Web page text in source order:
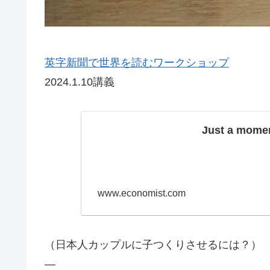
英字新聞で世界を読むワークショップ
2024.1.10講義
Just a
www.economist.com
（日本人カップルに子つくりさせるには？）
—